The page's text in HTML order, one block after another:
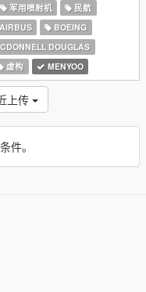
军用喷射机
民航
BOEING
DOUGLAS
虚构 MENYOO
上传
件。